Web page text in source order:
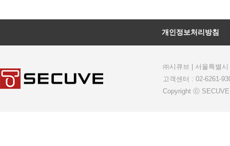
개인정보처리방침
㈜시큐브
| 서울특별
고객센터 : 02-6261-
Copyright ⓒ